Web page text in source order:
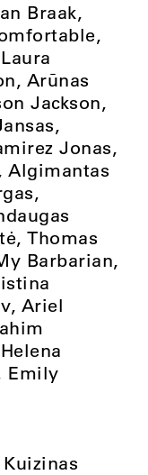
Braak,
Arūnas
Jackson,
Jonas,
Algimantas
Thomas
Barbarian,
Ariel
Emily